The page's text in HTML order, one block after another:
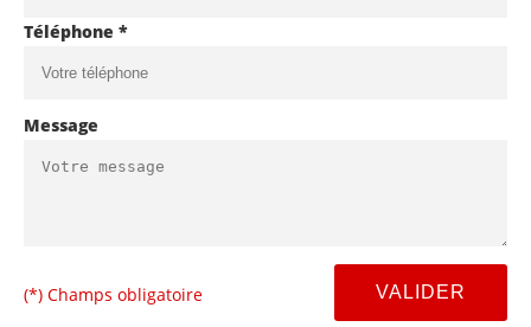
Téléphone *
Message
(*) Champs obligatoire